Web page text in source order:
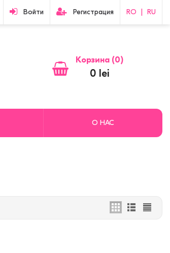
Войти Регистрация RO RU
Корзина (0)
0 lei
О НАС